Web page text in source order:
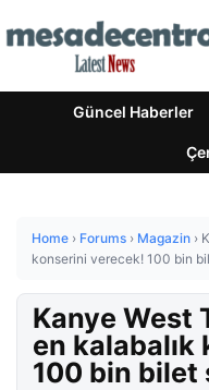
Güncel Haberler
Home › Forums › Magazin ›
konserini verecek! 100 bin
Kanye West
en
100 bin bilet